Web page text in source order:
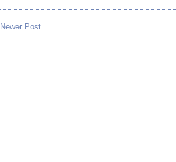
Newer Post